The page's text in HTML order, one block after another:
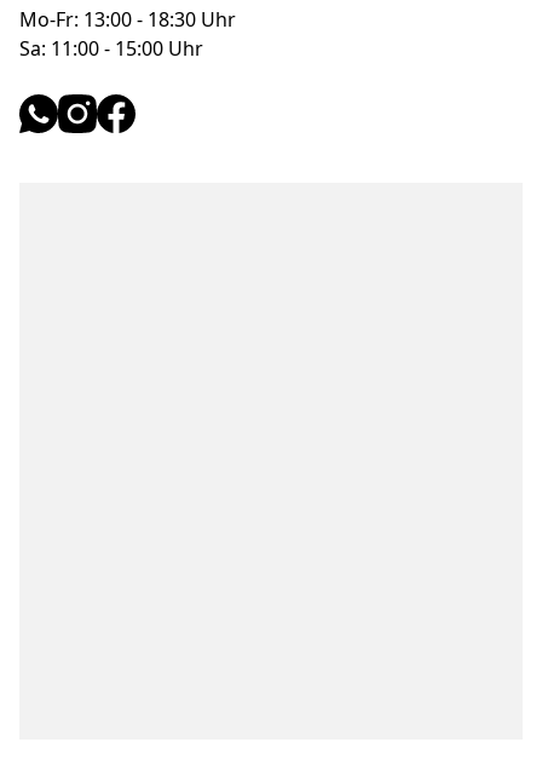
Mo-Fr: 13:00 - 18:30 Uhr
Sa: 11:00 - 15:00 Uhr